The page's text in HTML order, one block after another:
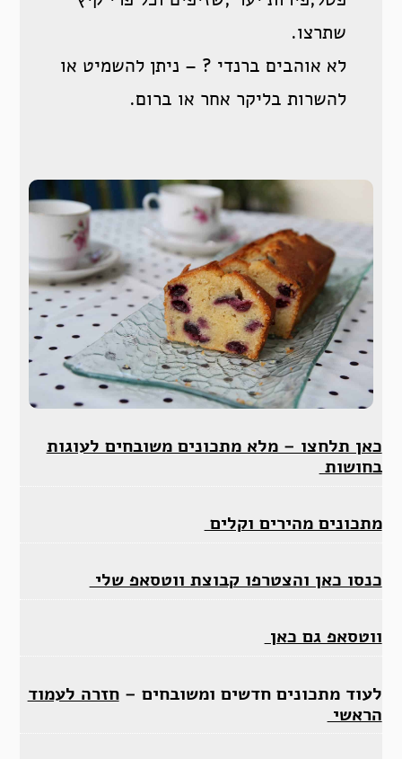
שתרצו.
לא אוהבים ברנדי ? – ניתן להשמיט או
להשרות בליקר אחר או ברום.
כאן תלחצו – מלא מתכונים משובחים לעוגות
בחושות
מתכונים מהירים וקלים
כנסו כאן והצטרפו קבוצת ווטסאפ שלי
ווטסאפ גם כאן
לעוד מתכונים חדשים ומשובחים –חזרה לעמוד
הראשי